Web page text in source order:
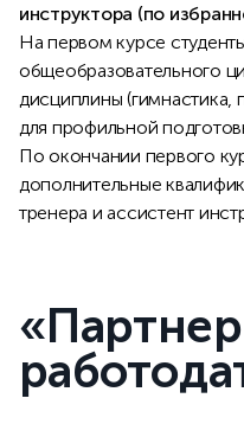
инструктора (по
На первом курсе
общеобразовательного
дисциплины
для профильной
По окончании первого
дополнительные
тренера и ассистент